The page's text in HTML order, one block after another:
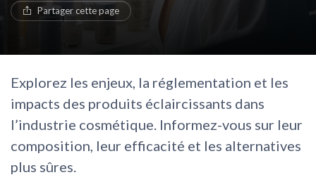
Partager cette page
Explorez les enjeux, la réglementation et les
impacts des produits éclaircissants dans
l’industrie cosmétique. Informez-vous sur leur
composition, leur efficacité et les alternatives
plus sûres.